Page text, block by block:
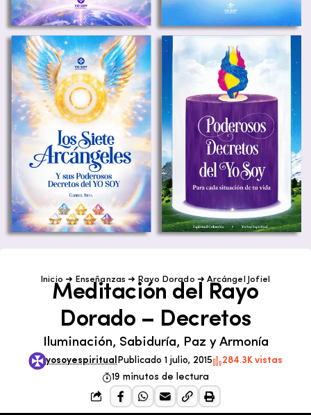
Inicio ➜ Enseñanzas ➜ Rayo Dorado ➜Arcángel Jofiel
Meditación del Rayo
Dorado – Decretos
Iluminación, Sabiduría, Paz y Armonía
yosoyespiritual Publicado 1 julio, 2015
284.3K vistas
19 minutos de lectura